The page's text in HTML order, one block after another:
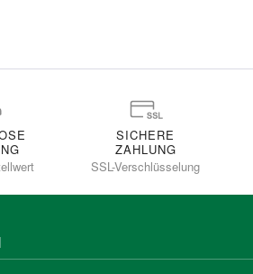
SICHERE
ZAHLUNG
SSL-Verschlüsselung